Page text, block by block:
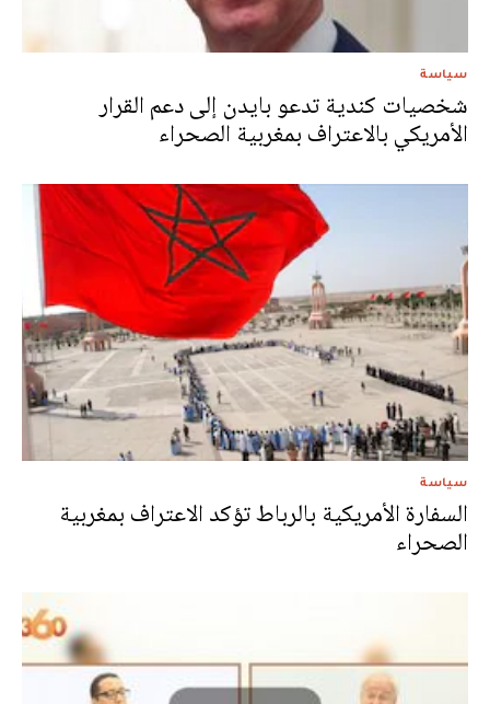
سياسة
شخصيات كندية تدعو بايدن إلى دعم القرار
الأمريكي بالاعتراف بمغربية الصحراء
سياسة
السفارة الأمريكية بالرباط تؤكد الاعتراف بمغربية
الصحراء